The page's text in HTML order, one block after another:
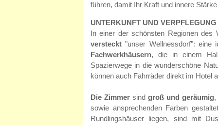
führen, damit Ihr Kraft und innere
UNTERKUNFT UND VERPFLEGUNG
In einer der schönsten Regionen
versteckt"unser Wellnessdorf": eine
Fachwerkhäusern, die in einem
Spazierwege in die wunderschöne
können auch Fahrräder direkt im Hotel
Die Zimmer sind groß und geräumig,
sowie ansprechenden Farben
Rundlingshäuser liegen, sind mit